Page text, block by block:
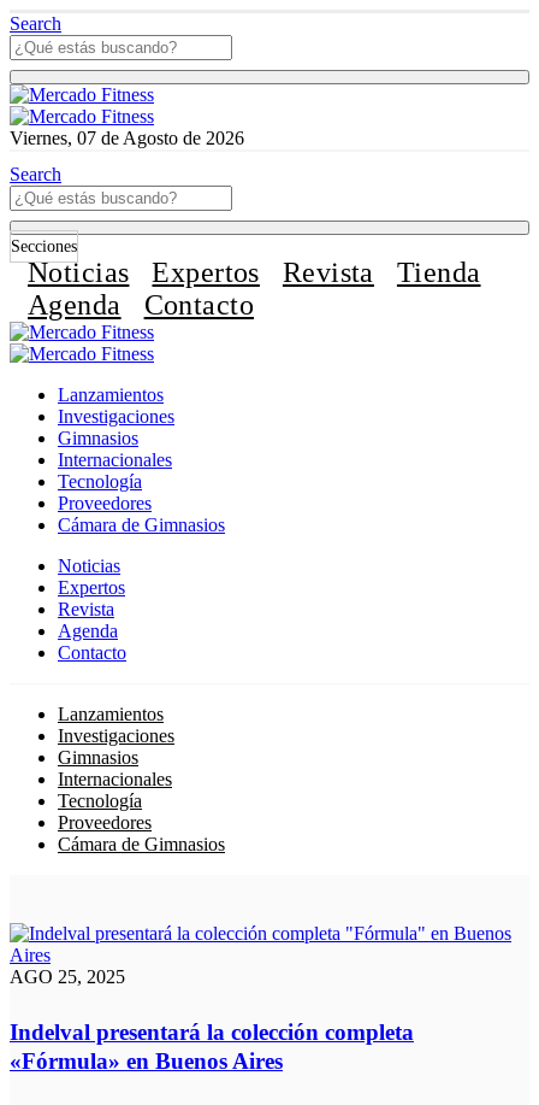
Search
Viernes, 07 de Agosto de 2026
Search
Secciones
Noticias Expertos Revista
Tienda
Agenda
Contacto
Lanzamientos
Investigaciones
Gimnasios
Internacionales
Tecnología
Proveedores
Cámara de Gimnasios
Noticias
Expertos
Revista
Agenda
Contacto
Lanzamientos
Investigaciones
Gimnasios
Internacionales
Tecnología
Proveedores
Cámara de Gimnasios
AGO 25, 2025
Indelval presentará la colección completa
«Fórmula» en Buenos Aires